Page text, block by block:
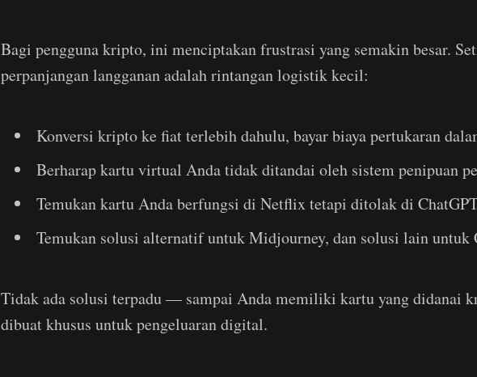
Bagi pengguna kripto, ini menciptakan frustrasi yang semakin besar.
perpanjangan langganan adalah rintangan logistik kecil:
Konversi kripto ke fiat terlebih dahulu, bayar biaya pertukaran
Berharap kartu virtual Anda tidak ditandai oleh sistem penipuan
Temukan kartu Anda berfungsi di Netflix tetapi ditolak di
Temukan solusi alternatif untuk Midjourney, dan solusi lain untuk
Tidak ada solusi terpadu — sampai Anda memiliki kartu yang didanai
dibuat khusus untuk pengeluaran digital.